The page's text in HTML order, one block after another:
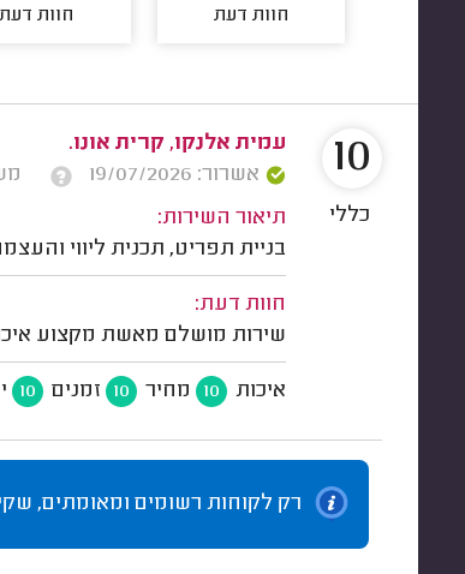
חוות דעת חוות דעת
עמית אלנקו, קרית אונו.
אשרור: 19/07/2026
תיאור השירות:
בניית תפריט, תכנית ליווי
חוות דעת:
שירות מושלם מאשת מקצוע
איכות 10 מחיר 10 זמנים 10
10
כללי
רק לקוחות רשומים ומאומתים,